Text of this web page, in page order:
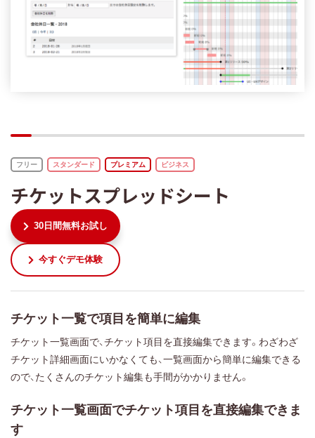
フリー スタンダード プレミアム ビジネス
チケットスプレッドシート
30日間無料お試し
今すぐデモ体験
チケット一覧で項目を簡単に編集
チケット一覧画面で、チケット項目を直接編集できます。わざわざ
チケット詳細画面にいかなくても、一覧画面から簡単に編集できる
ので、たくさんのチケット編集も手間がかかりません。
チケット一覧画面でチケット項目を直接編集できま
す